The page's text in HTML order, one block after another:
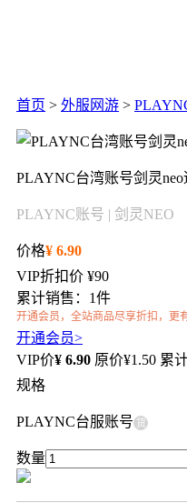
首页 > 外服网游 >
PLAYNC台湾账号剑灵neo
PLAYNC账号 | 剑灵NEO
价格¥ 6.90
VIP折扣价 ¥90
累计销售：1件
开通会员，全站商品尽享折扣，更
开通会员>
VIP价¥ 6.90 原价¥1.50 累
规格
PLAYNC台服账号 货
数量